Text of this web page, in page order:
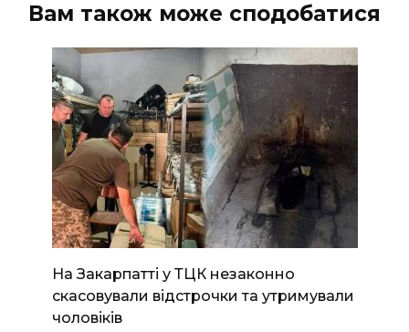
Вам також може сподобатися
На Закарпатті у ТЦК незаконно
скасовували відстрочки та утримували
чоловіків